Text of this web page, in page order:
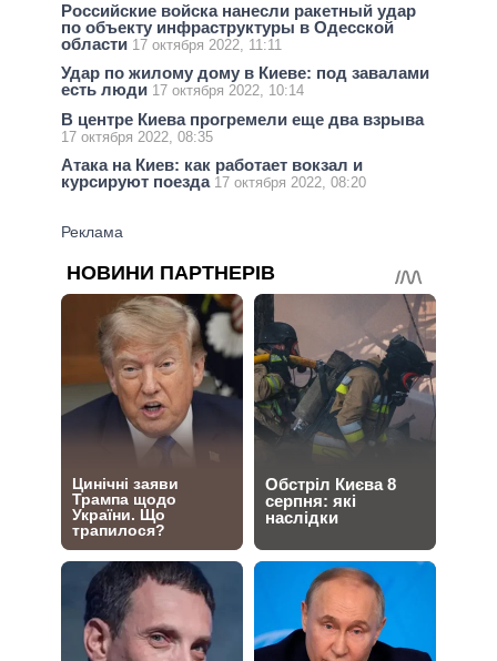
Российские войска нанесли ракетный удар
по объекту инфраструктуры в Одесской
области 17 октября 2022, 11:11
Удар по жилому дому в Киеве: под завалами
есть люди 17 октября 2022, 10:14
В центре Киева прогремели еще два взрыва
17 октября 2022, 08:35
Атака на Киев: как работает вокзал и
курсируют поезда 17 октября 2022, 08:20